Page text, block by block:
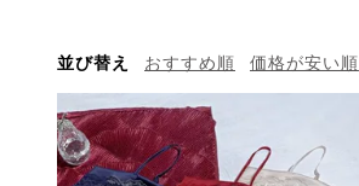
並び替え おすすめ順 価格が安い順